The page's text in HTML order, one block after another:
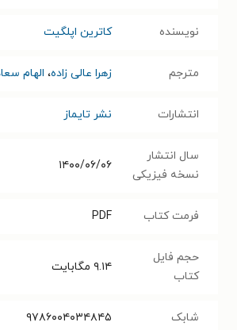
نویسنده کاترین اپلگیت
مترجم زهرا عالی زاده، الهام
انتشارات نشر تایماز
سال انتشار
نسخه فیزیکی
۱۴۰۰/۰۶/۰۶
فرمت کتاب PDF
حجم فایل
کتاب
۹.۱۴ مگابایت
شابک ۹۷۸۶۰۰۴۰۳۴۸۴۵